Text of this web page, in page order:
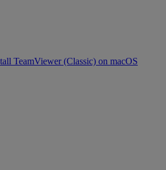
TeamViewer (Classic) on macOS